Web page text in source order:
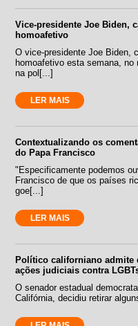
Vice-presidente Joe Biden,
homoafetivo
O vice-presidente Joe Biden,
homoafetivo esta semana,
na pol[...]
LER MAIS
Contextualizando os
do Papa Francisco
"Especificamente podemos
Francisco de que os países
goe[...]
LER MAIS
Político californiano admite
ações judiciais contra
O senador estadual
Califórnia, decidiu retirar